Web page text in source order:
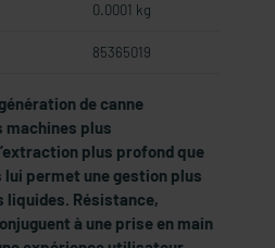
0.0001 kg
85365019
de canne
machines plus
plus profond que
permet une gestion plus
liquides. Résistance,
à une prise en main